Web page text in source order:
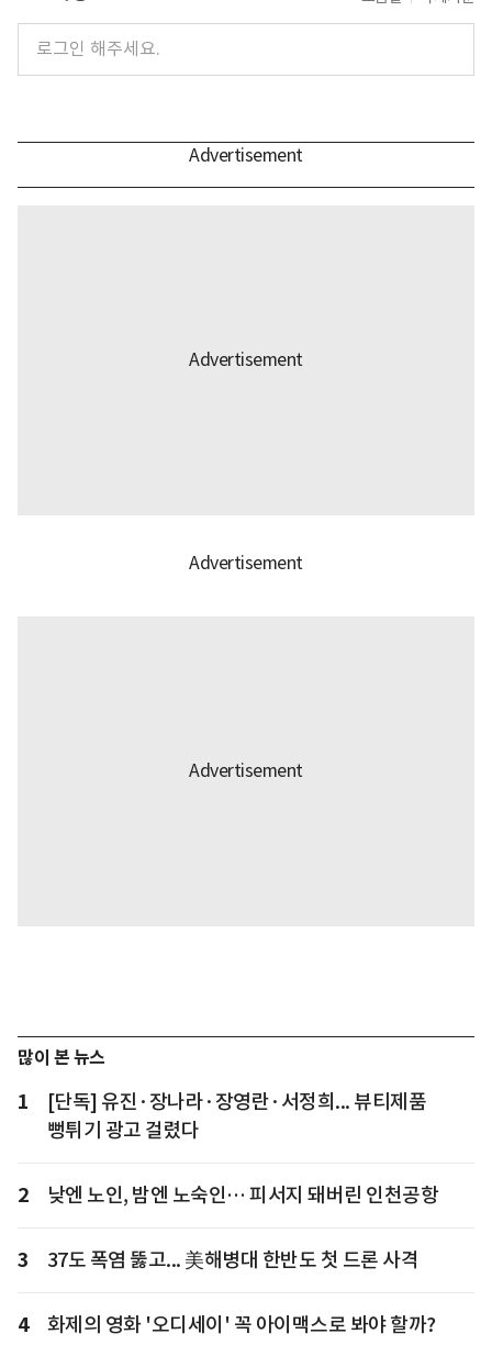
많이 본 뉴스
1
[단독] 유진·장나라·장영란·서정희... 뷰티제품
뻥튀기 광고 걸렸다
2 낮엔 노인, 밤엔 노숙인… 피서지 돼버린 인천공항
3 37도 폭염 뚫고... 美해병대 한반도 첫 드론 사격
4 화제의 영화 '오디세이' 꼭 아이맥스로 봐야 할까?